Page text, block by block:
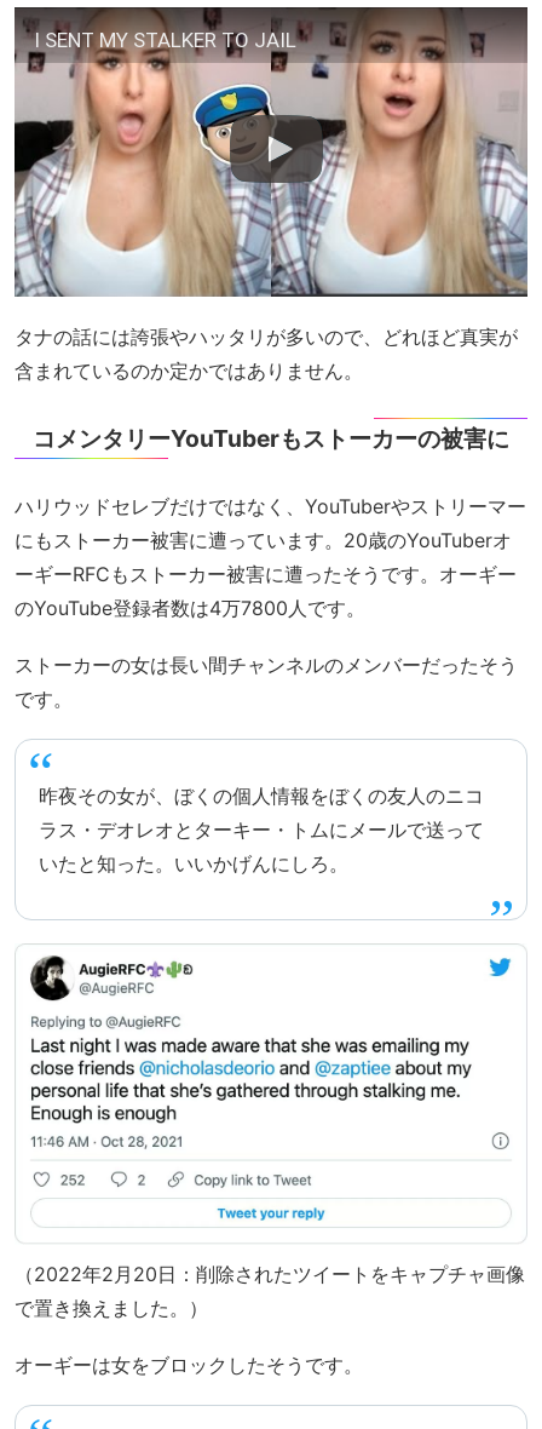
I SENT MY STALKER TO JAIL
タナの話には誇張やハッタリが多いので、どれほど真実が
含まれているのか定かではありません。
コメンタリーYouTuberもストーカーの被害に
ハリウッドセレブだけではなく、YouTuberやストリーマー
にもストーカー被害に遭っています。20歳のYouTuberオ
ーギーRFCもストーカー被害に遭ったそうです。オーギー
のYouTube登録者数は4万7800人です。
ストーカーの女は長い間チャンネルのメンバーだったそう
です。
昨夜その女が、ぼくの個人情報をぼくの友人のニコ
ラス・デオレオとターキー・トムにメールで送って
いたと知った。いいかげんにしろ。
（2022年2月20日：削除されたツイートをキャプチャ画像
で置き換えました。）
オーギーは女をブロックしたそうです。